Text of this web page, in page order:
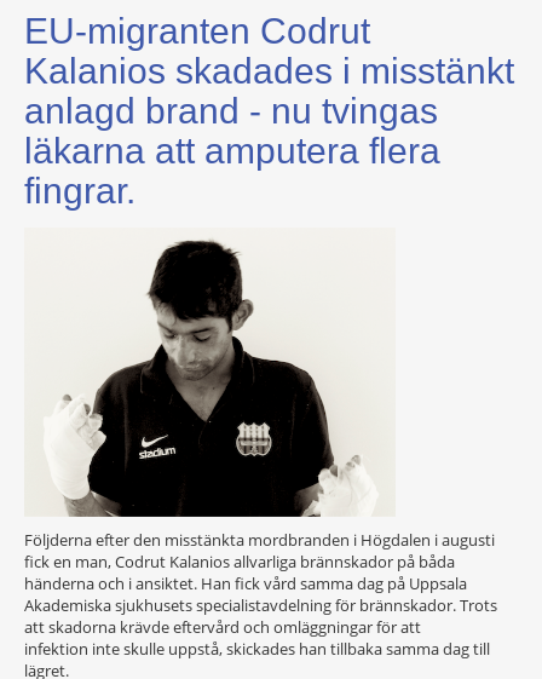
EU-migranten Codrut
Kalanios skadades i misstänkt
anlagd brand - nu tvingas
läkarna att amputera flera
fingrar.
Följderna efter den misstänkta mordbranden i Högdalen i augusti
fick en man, Codrut Kalanios allvarliga brännskador på båda
händerna och i ansiktet. Han fick vård samma dag på Uppsala
Akademiska sjukhusets specialistavdelning för brännskador. Trots
att skadorna krävde eftervård och omläggningar för att
infektion inte skulle uppstå, skickades han tillbaka samma dag till
lägret.